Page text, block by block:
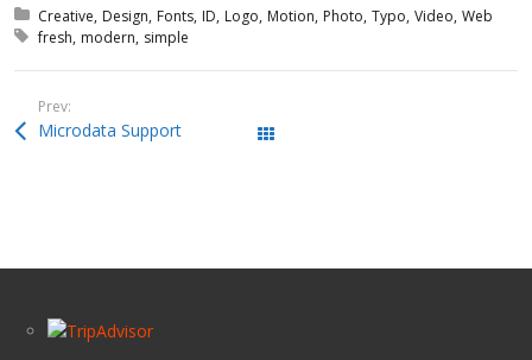
Posted in:
Creative Design Fonts ID Logo Motion Photo Typo Video Web
Tagged with:
fresh modern simple
Prev:
Microdata Support